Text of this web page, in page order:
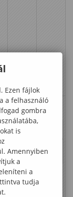
Károly
28
Vizsgai
dőszak
k
részére
Záróviz
sga
időszak
Adél
29
k
Ezen fájlok
a felhasználó
gombra
is
Amennyiben
a
a
tudja